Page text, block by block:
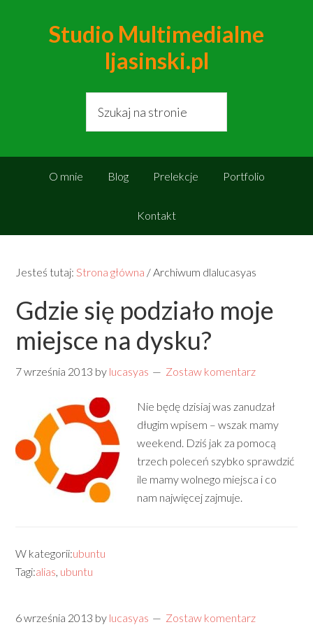
Studio Multimedialne
ljasinski.pl
O mnie Blog Prelekcje Portfolio
Kontakt
Jesteś tutaj:Strona główna /Archiwum dlalucasyas
Gdzie się podziało moje
miejsce na dysku?
7 września 2013 by lucasyas Zostaw komentarz
Nie będę dzisiaj was zanudzał
długim wpisem – wszak mamy
weekend. Dziś jak za pomocą
trzech poleceń szybko sprawdzić
ile mamy wolnego miejsca i co
nam najwięcej zajmuje.
W kategorii:ubuntu
Tagi:alias, ubuntu
6 września 2013 by lucasyas Zostaw komentarz